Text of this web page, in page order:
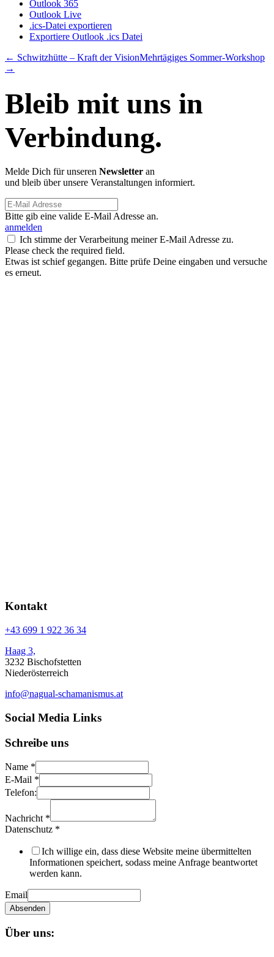
Outlook 365
Outlook Live
.ics-Datei exportieren
Exportiere Outlook .ics Datei
← Schwitzhütte – Kraft der VisionMehrtägiges Sommer-Workshop
→
Bleib mit uns in
Verbindung.
Melde Dich für unseren Newsletter an
und bleib über unsere Veranstaltungen informiert.
Bitte gib eine valide E-Mail Adresse an.
anmelden
Ich stimme der Verarbeitung meiner E-Mail Adresse zu.
Please check the required field.
Etwas ist schief gegangen. Bitte prüfe Deine eingaben und versuche
es erneut.
Kontakt
+43 699 1 922 36 34
Haag 3,
3232 Bischofstetten
Niederösterreich
info@nagual-schamanismus.at
Social Media Links
Schreibe uns
Name *
E-Mail *
Telefon:
Nachricht *
Datenschutz *
Ich willige ein, dass diese Website meine übermittelten
Informationen speichert, sodass meine Anfrage beantwortet
werden kann.
Email
Absenden
Über uns: